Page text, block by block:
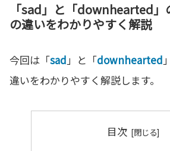
「sad」と「downhearted」
の違いをわかりやすく解説
今回は「sad」と「downhearted
違いをわかりやすく解説します。
目次